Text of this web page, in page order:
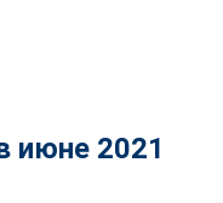
июне 2021